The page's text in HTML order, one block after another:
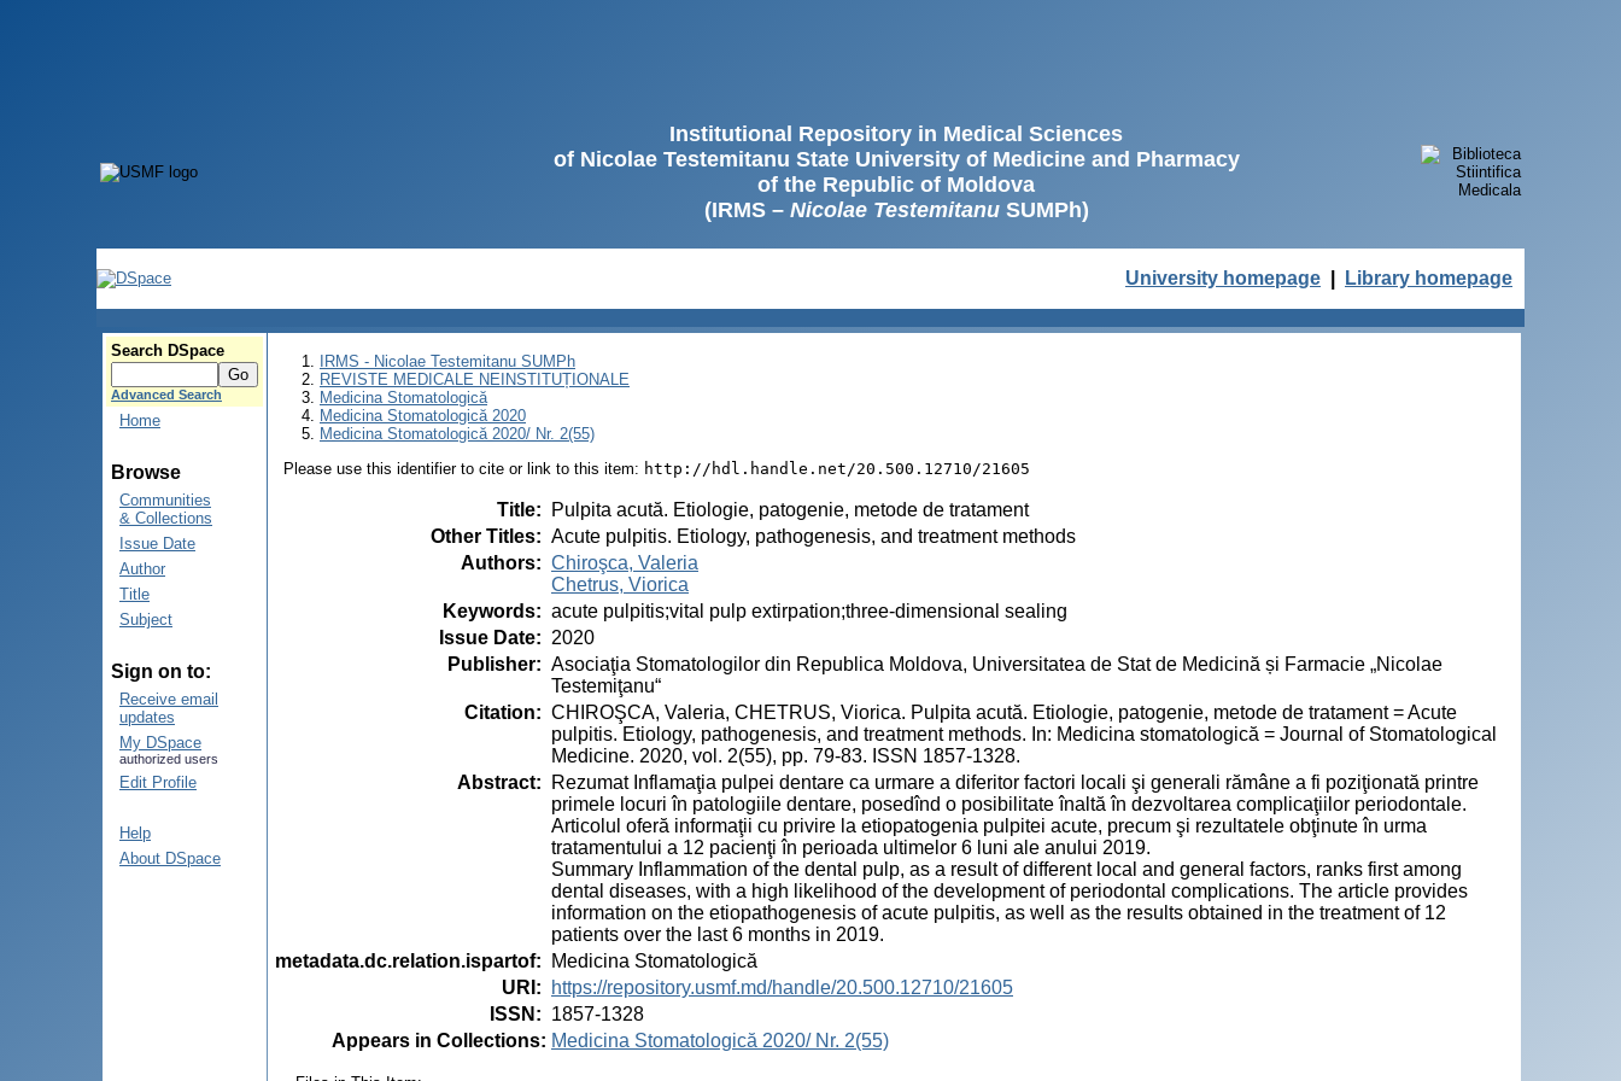
Institutional Repository in Medical Sciences
of Nicolae Testemitanu State University of Medicine and Pharmacy
of the Republic of Moldova
(IRMS – Nicolae TestemitanuSUMPh)
University homepage Library homepage
Search DSpace
Advanced Search
Home
Browse
Communities
& Collections
Issue Date
Author
Title
Subject
Sign on to:
Receive email
updates
My DSpace
authorized users
Edit Profile
Help
About DSpace
IRMS - Nicolae Testemitanu SUMPh
REVISTE MEDICALE NEINSTITUȚIONALE
Medicina Stomatologică
Medicina Stomatologică 2020
Medicina Stomatologică 2020/ Nr. 2(55)
Please use this identifier to cite or link to this item: http://hdl.handle.net/20.500.12710/21605
Title:
Pulpita acută. Etiologie, patogenie, metode de tratament
Other Titles: Acute pulpitis. Etiology, pathogenesis, and treatment methods
Authors: Chiroşca, Valeria
Chetrus, Viorica
Keywords: acute pulpitis;vital pulp extirpation;three-dimensional sealing
Issue Date: 2020
Publisher: Asociaţia Stomatologilor din Republica Moldova, Universitatea de Stat de Medicină și Farmacie „Nicolae
Testemiţanu“
Citation: CHIROŞCA, Valeria, CHETRUS, Viorica. Pulpita acută. Etiologie, patogenie, metode de tratament = Acute
pulpitis. Etiology, pathogenesis, and treatment methods. In: Medicina stomatologică = Journal of Stomatological
Medicine. 2020, vol. 2(55), pp. 79-83. ISSN 1857-1328.
Abstract:
Rezumat Inflamaţia pulpei dentare ca urmare a diferitor factori locali şi generali rămâne a fi poziţionată printre
primele locuri în patologiile dentare, posedînd o posibilitate înaltă în dezvoltarea complicaţiilor periodontale.
Articolul oferă informaţii cu privire la etiopatogenia pulpitei acute, precum şi rezultatele obţinute în urma
tratamentului a 12 pacienţi în perioada ultimelor 6 luni ale anului 2019.
Summary Inflammation of the dental pulp, as a result of different local and general factors, ranks first among
dental diseases, with a high likelihood of the development of periodontal complications. The article provides
information on the etiopathogenesis of acute pulpitis, as well as the results obtained in the treatment of 12
patients over the last 6 months in 2019.
metadata.dc.relation.ispartof:
Medicina Stomatologică
URI :
https://repository.usmf.md/handle/20.500.12710/21605
ISSN : 1857-1328
Appears in Collections: Medicina Stomatologică 2020/ Nr. 2(55)